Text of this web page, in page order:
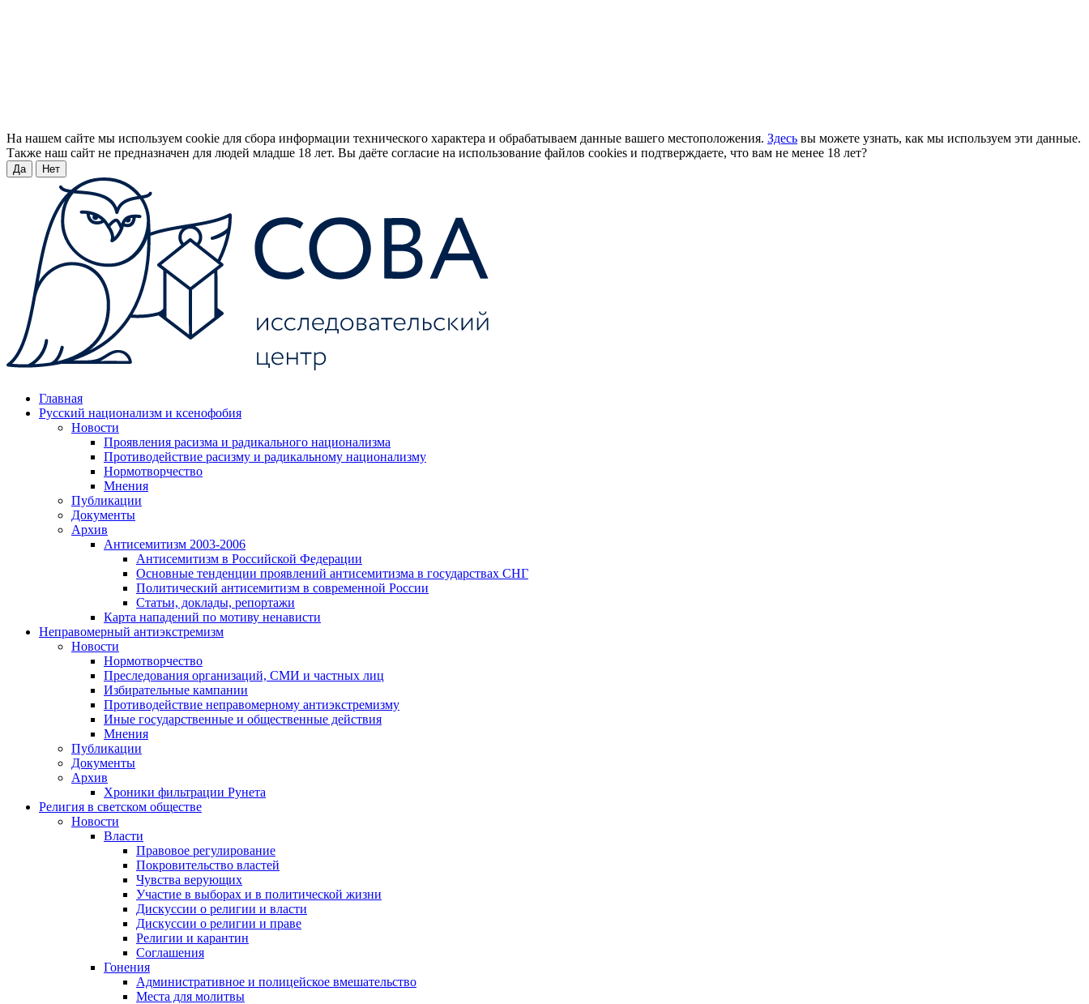
На нашем сайте мы используем cookie для сбора информации технического характера и обрабатываем данные вашего местоположения. Здесь вы можете узнать, как мы используем эти данные.
Также наш сайт не предназначен для людей младше 18 лет. Вы даёте согласие на использование файлов cookies и подтверждаете, что вам не менее 18 лет?
Да Нет
Главная
Русский национализм и ксенофобия
Новости
Проявления расизма и радикального национализма
Противодействие расизму и радикальному национализму
Нормотворчество
Мнения
Публикации
Документы
Архив
Антисемитизм 2003-2006
Антисемитизм в Российской Федерации
Основные тенденции проявлений антисемитизма в государствах СНГ
Политический антисемитизм в современной России
Статьи, доклады, репортажи
Карта нападений по мотиву ненависти
Неправомерный антиэкстремизм
Новости
Нормотворчество
Преследования организаций, СМИ и частных лиц
Избирательные кампании
Противодействие неправомерному антиэкстремизму
Иные государственные и общественные действия
Мнения
Публикации
Документы
Архив
Хроники фильтрации Рунета
Религия в светском обществе
Новости
Власти
Правовое регулирование
Покровительство властей
Чувства верующих
Участие в выборах и в политической жизни
Дискуссии о религии и власти
Дискуссии о религии и праве
Религии и карантин
Соглашения
Гонения
Административное и полицейское вмешательство
Места для молитвы